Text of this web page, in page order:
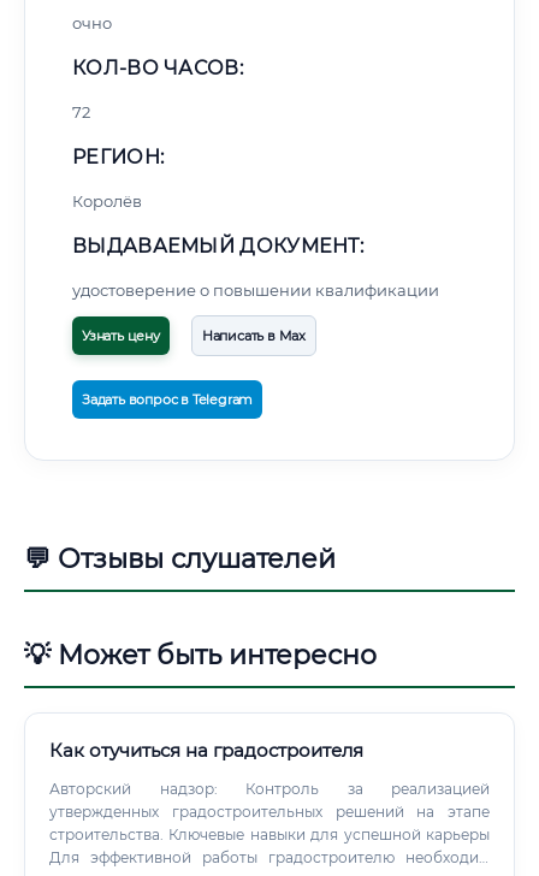
очно
КОЛ-ВО ЧАСОВ:
72
РЕГИОН:
Королёв
ВЫДАВАЕМЫЙ ДОКУМЕНТ:
удостоверение о повышении квалификации
Узнать цену Написать в Max
Задать вопрос в Telegram
💬 Отзывы слушателей
💡 Может быть интересно
Как отучиться на градостроителя
Авторский надзор: Контроль за реализацией
утвержденных градостроительных решений на этапе
строительства. Ключевые навыки для успешной карьеры
Для эффективной работы градостроителю необходим